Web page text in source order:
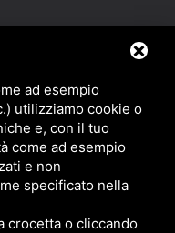
ad esempio
utilizziamo cookie o
e, con il tuo
come ad esempio
e non
specificato nella
crocetta o cliccando